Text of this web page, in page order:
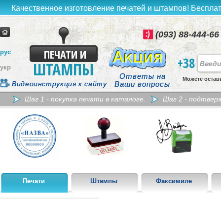
Качественное изготовление печатей и штампов!
ПЕЧАТИ И
ШТАМПЫ
Ответы на
Ваши вопросы
Видеоинструкция к сайту
рус
укр
(093) 88-444-66
+38
Можете
Шаг 1 - покупка печати в каталоге. Шаг 2 -
Печати Штампы Факсимиле